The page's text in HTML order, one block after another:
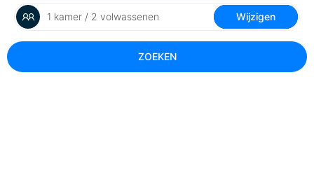
1 kamer / 2 volwassenen Wijzigen